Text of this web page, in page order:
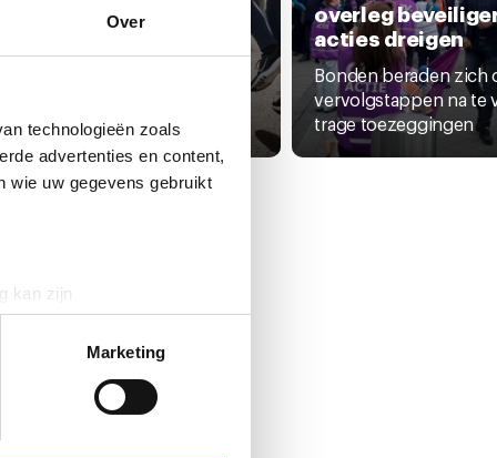
Over
technologieën zoals
advertenties en content,
wie uw gegevens gebruikt
kan zijn
detailgedeeltein. U kunt uw
Marketing
weggestemd,
positieve
in zicht
Haag hardgemaakt voor...
overleg
acties dreigen
Bonden beraden zich
vervolgstappen na te
trage toezeggingen